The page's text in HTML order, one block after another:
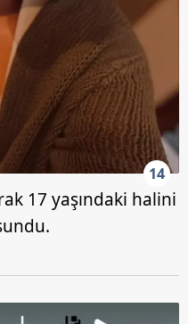
14
17 yaşındaki halini